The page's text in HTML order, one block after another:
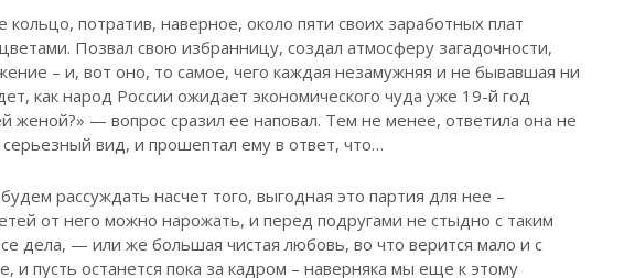
потратив, наверное, около пяти своих заработных плат
Позвал свою избранницу, создал атмосферу загадочности,
– и, вот оно, то самое, чего каждая незамужняя и не бывавшая ни
как народ России ожидает экономического чуда уже 19-й год
женой?» — вопрос сразил ее наповал. Тем не менее, ответила она не
вид, и прошептал ему в ответ, что…
рассуждать насчет того, выгодная это партия для нее –
от него можно нарожать, и перед подругами не стыдно с таким
дела, — или же большая чистая любовь, во что верится мало и с
и пусть останется пока за кадром – наверняка мы еще к этому